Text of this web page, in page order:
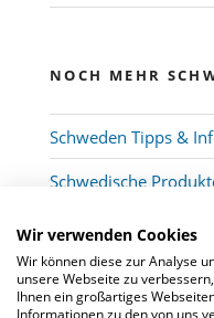
NOCH MEHR
Schweden Tipps &
Schwedische
Wir verwenden Cookies
Wir können diese zur Analyse
unsere Webseite zu
Ihnen ein großartiges
Informationen zu den von uns